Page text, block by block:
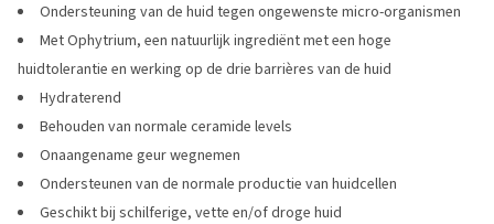
Ondersteuning van de huid tegen ongewenste micro-organismen
Met Ophytrium, een natuurlijk ingrediënt met een hoge
huidtolerantie en werking op de drie barrières van de huid
Hydraterend
Behouden van normale ceramide levels
Onaangename geur wegnemen
Ondersteunen van de normale productie van huidcellen
Geschikt bij schilferige, vette en/of droge huid